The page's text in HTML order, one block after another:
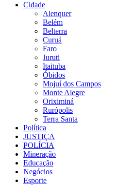
Cidade
Alenquer
Belém
Belterra
Curuá
Faro
Juruti
Itaituba
Óbidos
Mojuí dos Campos
Monte Alegre
Oriximiná
Rurópolis
Terra Santa
Política
JUSTIÇA
POLÍCIA
Mineração
Educação
Negócios
Esporte